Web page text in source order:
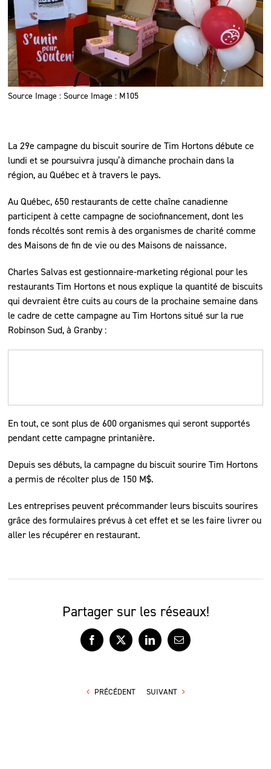
Source Image : Source Image : M105
La 29e campagne du biscuit sourire de Tim Hortons débute ce
lundi et se poursuivra jusqu’à dimanche prochain dans la
région, au Québec et à travers le pays.
Au Québec, 650 restaurants de cette chaîne canadienne
participent à cette campagne de sociofinancement, dont les
fonds récoltés sont remis à des organismes de charité comme
des Maisons de fin de vie ou des Maisons de naissance.
Charles Salvas est gestionnaire-marketing régional pour les
restaurants Tim Hortons et nous explique la quantité de biscuits
qui devraient être cuits au cours de la prochaine semaine dans
le cadre de cette campagne au Tim Hortons situé sur la rue
Robinson Sud, à Granby :
En tout, ce sont plus de 600 organismes qui seront supportés
pendant cette campagne printanière.
Depuis ses débuts, la campagne du biscuit sourire Tim Hortons
a permis de récolter plus de 150 M$.
Les entreprises peuvent précommander leurs biscuits sourires
grâce des formulaires prévus à cet effet et se les faire livrer ou
aller les récupérer en restaurant.
Partager sur les réseaux!
Facebook
X LinkedInCourriel
PRÉCÉDENT SUIVANT